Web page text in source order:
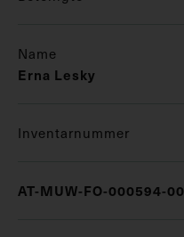
Name
Erna Lesky
Inventarnummer
AT-MUW-FO-000594-